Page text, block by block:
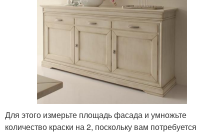
Для этого измерьте площадь фасада и умножьте
количество краски на 2, поскольку вам потребуется